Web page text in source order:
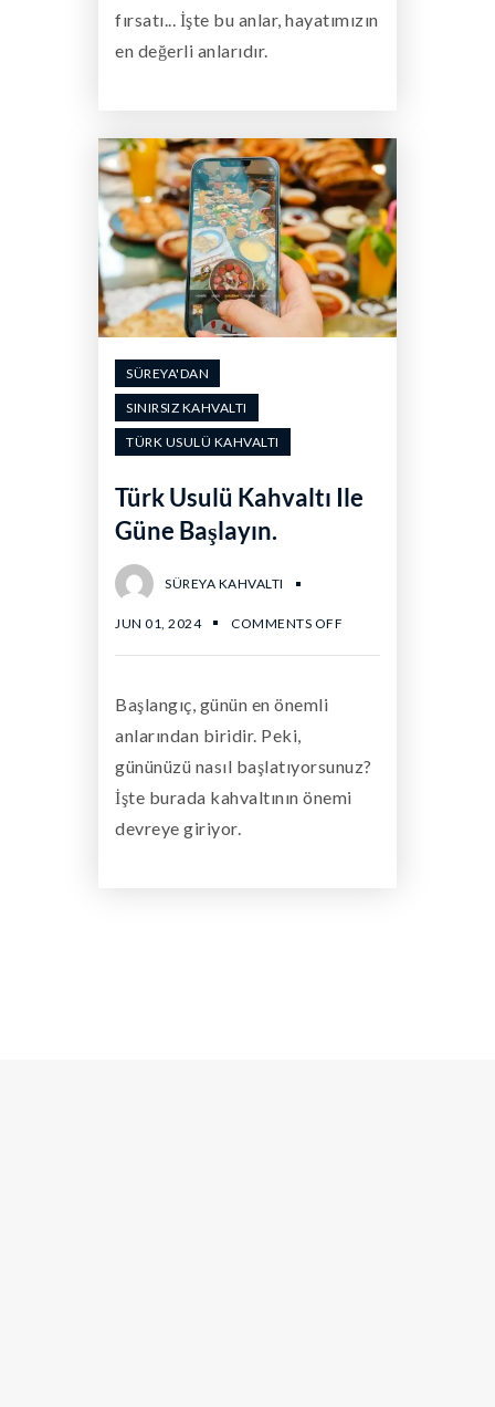
fırsatı... İşte bu anlar, hayatımızın
en değerli anlarıdır.
SÜREYA'DAN
SINIRSIZ KAHVALTI
TÜRK USULÜ KAHVALTI
Türk Usulü Kahvaltı Ile
Güne Başlayın.
SÜREYA KAHVALTI
JUN 01, 2024 COMMENTS OFF
Başlangıç, günün en önemli
anlarından biridir. Peki,
gününüzü nasıl başlatıyorsunuz?
İşte burada kahvaltının önemi
devreye giriyor.